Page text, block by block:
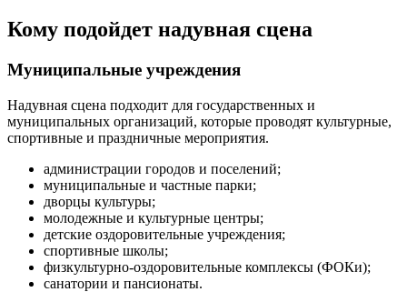
Кому подойдет надувная сцена
Муниципальные учреждения
Надувная сцена подходит для государственных и
муниципальных организаций, которые проводят культурные,
спортивные и праздничные мероприятия.
администрации городов и поселений;
муниципальные и частные парки;
дворцы культуры;
молодежные и культурные центры;
детские оздоровительные учреждения;
спортивные школы;
физкультурно-оздоровительные комплексы (ФОКи);
санатории и пансионаты.